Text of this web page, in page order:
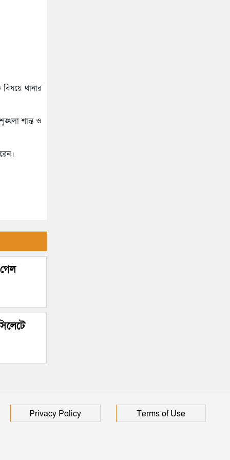
থানার
শান্ত ও
Privacy Policy Terms of Use